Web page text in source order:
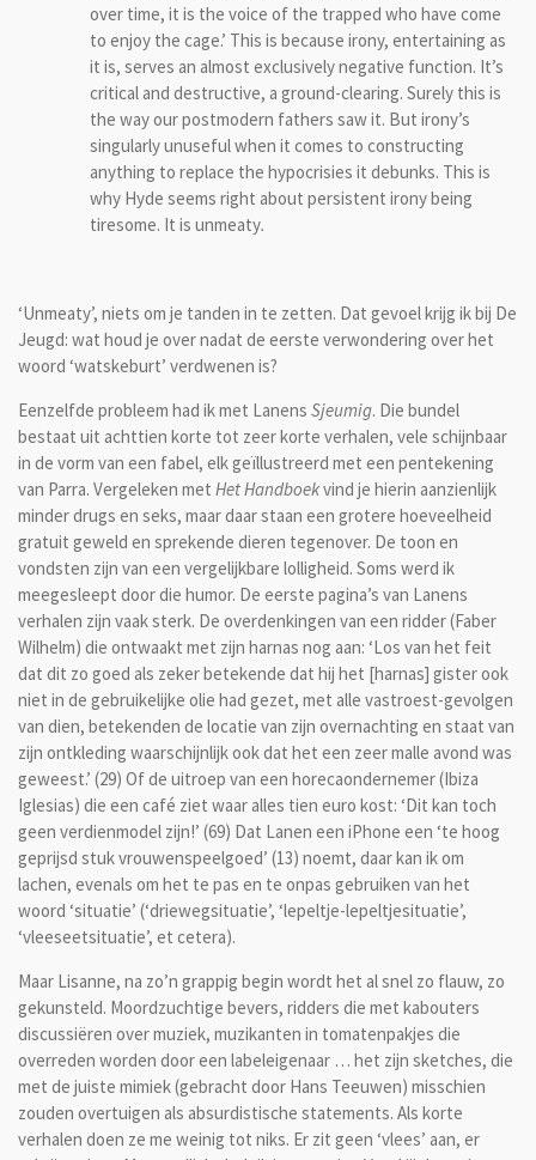
over time, it is the voice of the trapped who have come
to enjoy the cage.’ This is because irony, entertaining as
it is, serves an almost exclusively negative function. It’s
critical and destructive, a ground-clearing. Surely this is
the way our postmodern fathers saw it. But irony’s
singularly unuseful when it comes to constructing
anything to replace the hypocrisies it debunks. This is
why Hyde seems right about persistent irony being
tiresome. It is unmeaty.
‘Unmeaty’, niets om je tanden in te zetten. Dat gevoel krijg ik bij De
Jeugd: wat houd je over nadat de eerste verwondering over het
woord ‘watskeburt’ verdwenen is?
Eenzelfde probleem had ik met Lanens Sjeumig. Die bundel
bestaat uit achttien korte tot zeer korte verhalen, vele schijnbaar
in de vorm van een fabel, elk geïllustreerd met een pentekening
van Parra. Vergeleken met Het Handboekvind je hierin aanzienlijk
minder drugs en seks, maar daar staan een grotere hoeveelheid
gratuit geweld en sprekende dieren tegenover. De toon en
vondsten zijn van een vergelijkbare lolligheid. Soms werd ik
meegesleept door die humor. De eerste pagina’s van Lanens
verhalen zijn vaak sterk. De overdenkingen van een ridder (Faber
Wilhelm) die ontwaakt met zijn harnas nog aan: ‘Los van het feit
dat dit zo goed als zeker betekende dat hij het [harnas] gister ook
niet in de gebruikelijke olie had gezet, met alle vastroest-gevolgen
van dien, betekenden de locatie van zijn overnachting en staat van
zijn ontkleding waarschijnlijk ook dat het een zeer malle avond was
geweest.’ (29) Of de uitroep van een horecaondernemer (Ibiza
Iglesias) die een café ziet waar alles tien euro kost: ‘Dit kan toch
geen verdienmodel zijn!’ (69) Dat Lanen een iPhone een ‘te hoog
geprijsd stuk vrouwenspeelgoed’ (13) noemt, daar kan ik om
lachen, evenals om het te pas en te onpas gebruiken van het
woord ‘situatie’ (‘driewegsituatie’, ‘lepeltje-lepeltjesituatie’,
‘vleeseetsituatie’, et cetera).
Maar Lisanne, na zo’n grappig begin wordt het al snel zo flauw, zo
gekunsteld. Moordzuchtige bevers, ridders die met kabouters
discussiëren over muziek, muzikanten in tomatenpakjes die
overreden worden door een labeleigenaar … het zijn sketches, die
met de juiste mimiek (gebracht door Hans Teeuwen) misschien
zouden overtuigen als absurdistische statements. Als korte
verhalen doen ze me weinig tot niks. Er zit geen ‘vlees’ aan, er